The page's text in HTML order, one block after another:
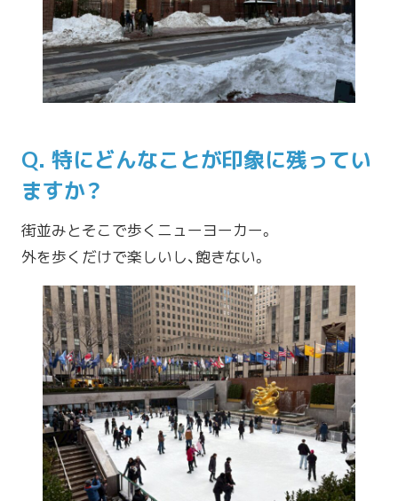
Q. 特にどんなことが印象に残ってい
ますか？
街並みとそこで歩くニューヨーカー。
外を歩くだけで楽しいし、飽きない。